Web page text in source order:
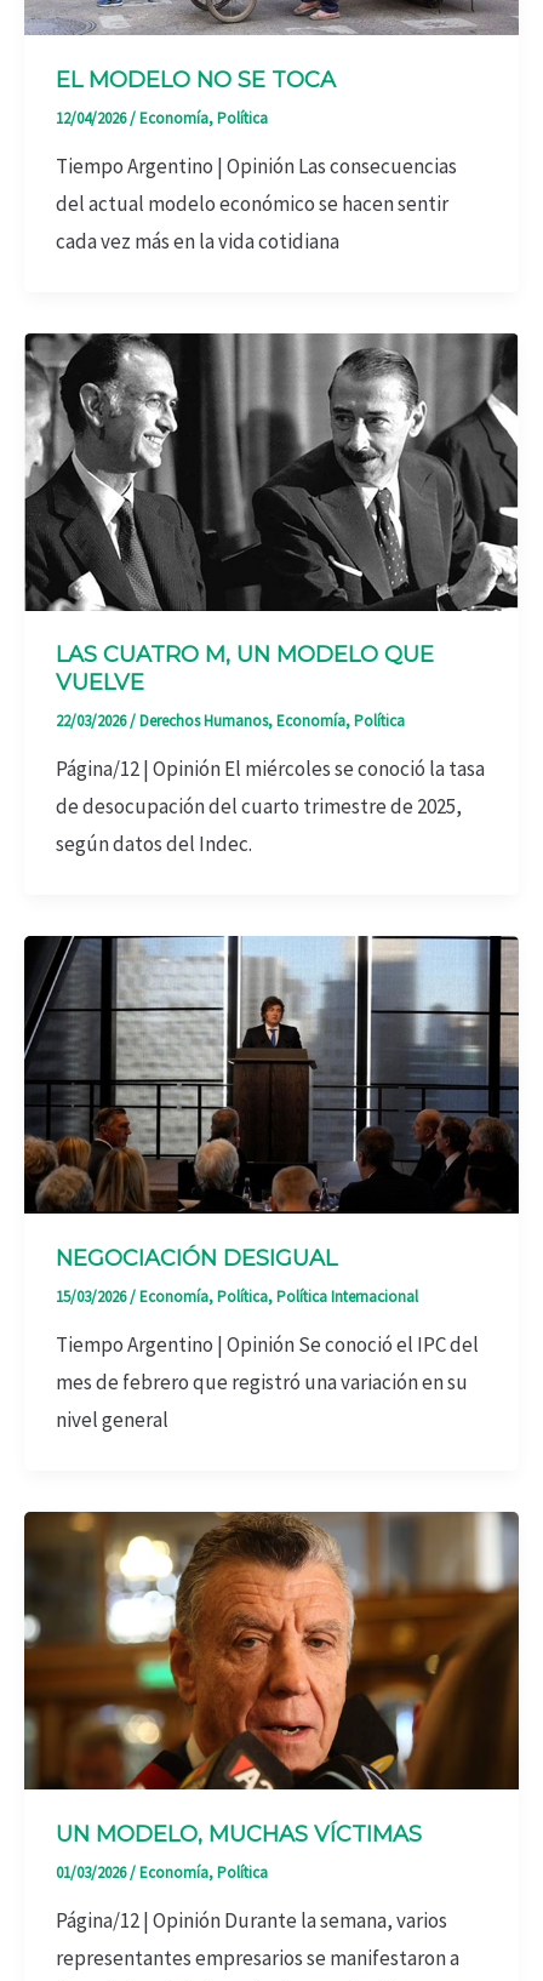
EL MODELO NO SE TOCA
12/04/2026/Economía,Política
Tiempo Argentino | Opinión Las consecuencias
del actual modelo económico se hacen sentir
cada vez más en la vida cotidiana
LAS CUATRO M, UN MODELO QUE
VUELVE
22/03/2026/Derechos Humanos,Economía,Política
Página/12 | Opinión El miércoles se conoció la tasa
de desocupación del cuarto trimestre de 2025,
según datos del Indec.
NEGOCIACIÓN DESIGUAL
15/03/2026/Economía,Política,Política Internacional
Tiempo Argentino | Opinión Se conoció el IPC del
mes de febrero que registró una variación en su
nivel general
UN MODELO, MUCHAS VÍCTIMAS
01/03/2026/Economía,Política
Página/12 | Opinión Durante la semana, varios
representantes empresarios se manifestaron a